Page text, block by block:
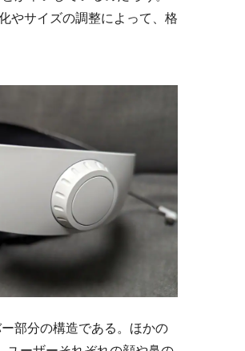
やサイズの調整によって、格
部分の構造である。ほかの